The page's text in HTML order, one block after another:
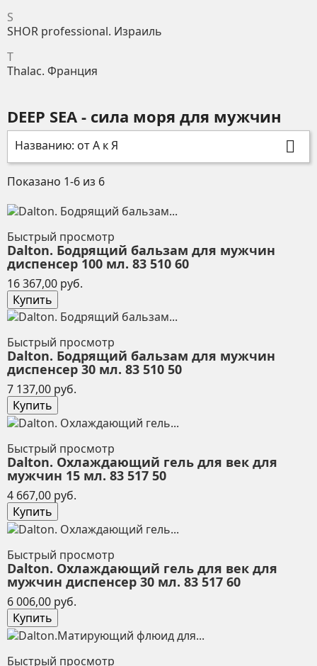
S
SHOR professional. Израиль
T
Thalac. Франция
DEEP SEA - сила моря для мужчин
Названию: от А к Я 
Показано 1-6 из 6
Быстрый просмотр
Dalton. Бодрящий бальзам для мужчин
диспенсер 100 мл. 83 510 60
16 367,00 руб.
Купить
Быстрый просмотр
Dalton. Бодрящий бальзам для мужчин
диспенсер 30 мл. 83 510 50
7 137,00 руб.
Купить
Быстрый просмотр
Dalton. Охлаждающий гель для век для
мужчин 15 мл. 83 517 50
4 667,00 руб.
Купить
Быстрый просмотр
Dalton. Охлаждающий гель для век для
мужчин диспенсер 30 мл. 83 517 60
6 006,00 руб.
Купить
Быстрый просмотр